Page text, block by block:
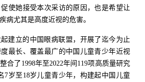
使她接受本次采访的原因，也是希望让
病尤其是高度近视的危害。
建立的中国眼病联盟，开展了迄今为止
最长、覆盖最广的中国儿童青少年近视
合了1998年至2022年间119项高质量研究
7岁至18岁儿童青少年，构建起中国儿童